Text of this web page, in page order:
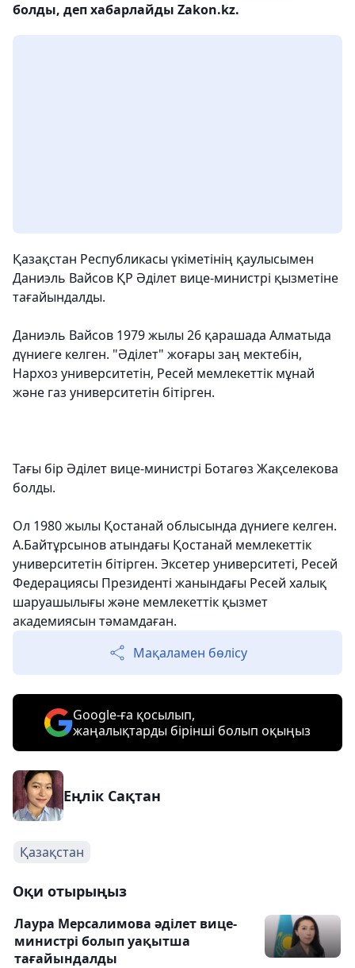
болды, деп хабарлайды Zakon.kz.
Қазақстан Республикасы үкіметінің қаулысымен
Даниэль Вайсов ҚР Әділет вице-министрі қызметіне
тағайындалды.
Даниэль Вайсов 1979 жылы 26 қарашада Алматыда
дүниеге келген. "Әділет" жоғары заң мектебін,
Нархоз университетін, Ресей мемлекеттік мұнай
және газ университетін бітірген.
Тағы бір Әділет вице-министрі Ботагөз Жақселекова
болды.
Ол 1980 жылы Қостанай облысында дүниеге келген.
А.Байтұрсынов атындағы Қостанай мемлекеттік
университетін бітірген. Эксетер университеті, Ресей
Федерациясы Президенті жанындағы Ресей халық
шаруашылығы және мемлекеттік қызмет
академиясын тәмамдаған.
Мақаламен бөлісу
Google-ға қосылып,
жаңалықтарды бірінші болып оқыңыз
Еңлік Сақтан
Қазақстан
Оқи отырыңыз
Лаура Мерсалимова әділет вице-
министрі болып уақытша
тағайындалды